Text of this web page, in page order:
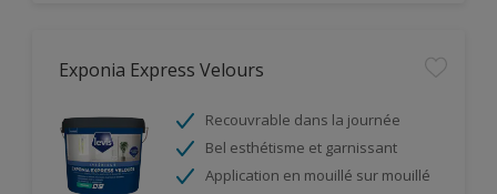
Exponia Express Velours
Recouvrable dans la journée
Bel esthétisme et garnissant
Application en mouillé sur mouillé